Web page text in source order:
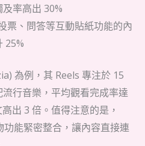
率高出 30%
票、問答等互動貼紙功能的內
25%
為例，其 Reels 專注於 15
行音樂，平均觀看完成率達
出 3 倍。值得注意的是，
能緊密整合，讓內容直接連